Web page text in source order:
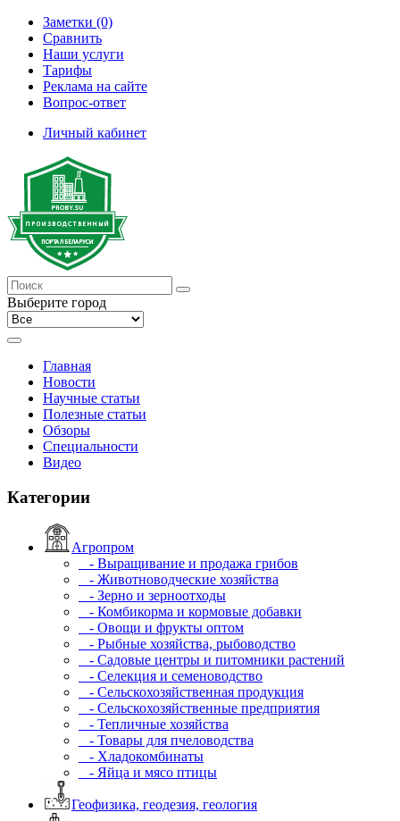
Заметки (0)
Сравнить
Наши услуги
Тарифы
Реклама на сайте
Вопрос-ответ
Личный кабинет
Выберите город
Главная
Новости
Научные статьи
Полезные статьи
Обзоры
Специальности
Видео
Категории
Агропром
- Выращивание и продажа грибов
- Животноводческие хозяйства
- Зерно и зерноотходы
- Комбикорма и кормовые добавки
- Овощи и фрукты оптом
- Рыбные хозяйства, рыбоводство
- Садовые центры и питомники растений
- Селекция и семеноводство
- Сельскохозяйственная продукция
- Сельскохозяйственные предприятия
- Тепличные хозяйства
- Товары для пчеловодства
- Хладокомбинаты
- Яйца и мясо птицы
Геофизика, геодезия, геология